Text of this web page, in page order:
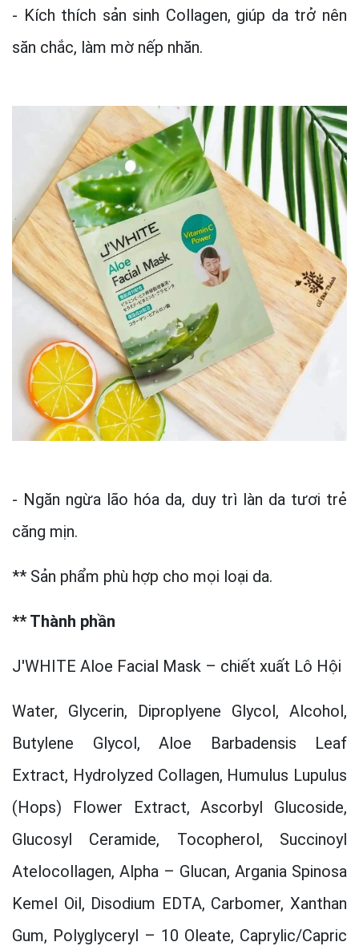
- Kích thích sản sinh Collagen, giúp da trở nên
săn chắc, làm mờ nếp nhăn.
- Ngăn ngừa lão hóa da, duy trì làn da tươi trẻ
căng mịn.
** Sản phẩm phù hợp cho mọi loại da.
** Thành phần
J'WHITE Aloe Facial Mask – chiết xuất Lô Hội
Water, Glycerin, Diproplyene Glycol, Alcohol,
Butylene Glycol, Aloe Barbadensis Leaf
Extract, Hydrolyzed Collagen, Humulus Lupulus
(Hops) Flower Extract, Ascorbyl Glucoside,
Glucosyl Ceramide, Tocopherol, Succinoyl
Atelocollagen, Alpha – Glucan, Argania Spinosa
Kemel Oil, Disodium EDTA, Carbomer, Xanthan
Gum, Polyglyceryl – 10 Oleate, Caprylic/Capric